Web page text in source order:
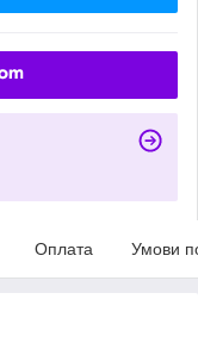
Оплата Умови